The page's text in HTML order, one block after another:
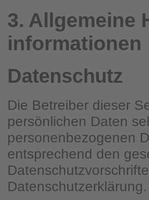
3. Allgemeine
informationen
Datenschutz
Die Betreiber dieser
persönlichen Daten
personenbezogenen
entsprechend den
Datenschutzerklärung.